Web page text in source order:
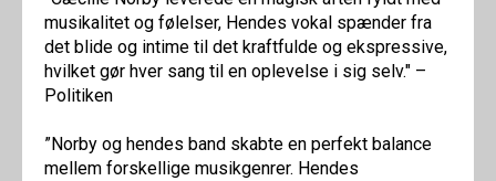
musikalitet og følelser, Hendes vokal spænder fra
det blide og intime til det kraftfulde og ekspressive,
hvilket gør hver sang til en oplevelse i sig selv." –
Politiken‍
”Norby og hendes band skabte en perfekt balance
mellem forskellige musikgenrer. Hendes